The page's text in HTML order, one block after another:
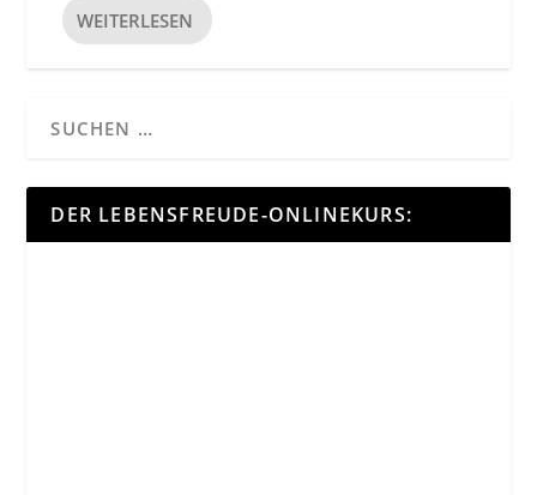
WEITERLESEN
DER LEBENSFREUDE-ONLINEKURS: